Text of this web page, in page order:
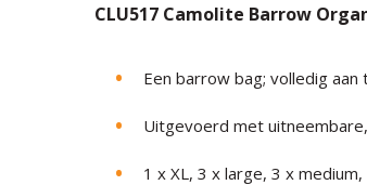
CLU517 Camolite Barrow
Een barrow bag; volledig
Uitgevoerd met
1 x XL, 3 x large, 3 x